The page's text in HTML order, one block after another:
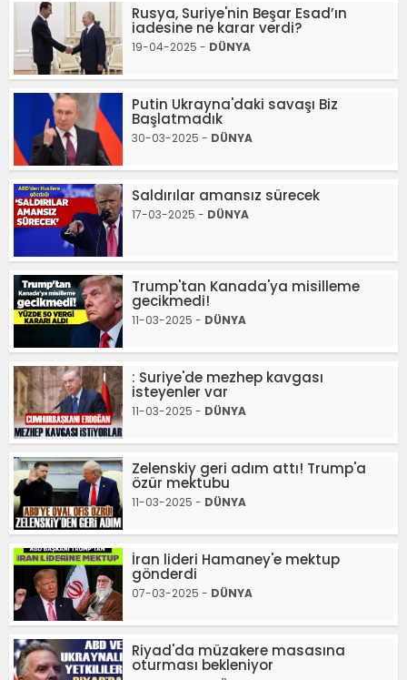
Rusya, Suriye'nin Beşar Esad’ın
iadesine ne karar verdi?
19-04-2025 - DÜNYA
Putin Ukrayna'daki savaşı Biz
Başlatmadık
30-03-2025 - DÜNYA
Saldırılar amansız sürecek
17-03-2025 - DÜNYA
Trump'tan Kanada'ya misilleme
gecikmedi!
11-03-2025 - DÜNYA
: Suriye'de mezhep kavgası
isteyenler var
11-03-2025 - DÜNYA
Zelenskiy geri adım attı! Trump'a
özür mektubu
11-03-2025 - DÜNYA
İran lideri Hamaney'e mektup
gönderdi
07-03-2025 - DÜNYA
Riyad'da müzakere masasına
oturması bekleniyor